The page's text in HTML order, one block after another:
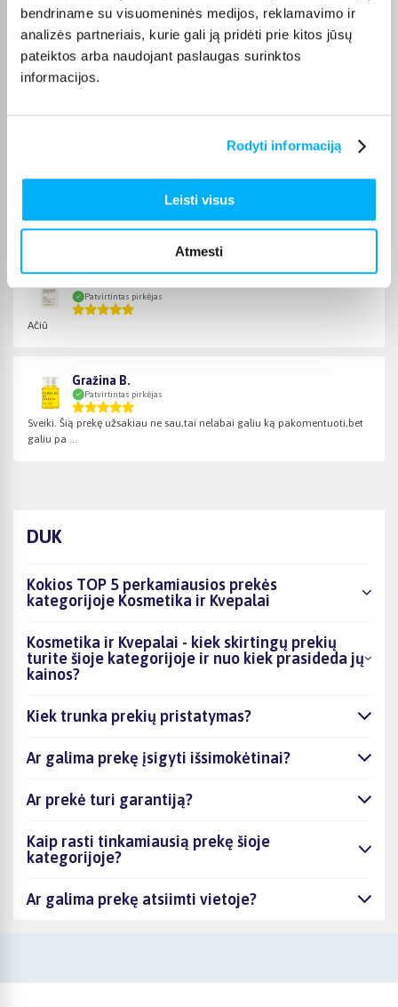
bendriname su visuomeninės medijos, reklamavimo ir
analizės partneriais, kurie gali ją pridėti prie kitos jūsų
pateiktos arba naudojant paslaugas surinktos
informacijos.
Rodyti informaciją
Leisti visus
Atmesti
Pirkėjų atsiliepimai apie prekes
Alina B.
Puikiai
Patvirtintas pirkėjas
Ačiū
Gražina B.
Patvirtintas pirkėjas
Sveiki. Šią prekę užsakiau ne sau,tai nelabai galiu ką pakomentuoti,bet
galiu pa ...
DUK
Kokios TOP 5 perkamiausios prekės
kategorijoje Kosmetika ir Kvepalai
Kosmetika ir Kvepalai - kiek skirtingų prekių
turite šioje kategorijoje ir nuo kiek prasideda jų
kainos?
Kiek trunka prekių pristatymas?
Ar galima prekę įsigyti išsimokėtinai?
Ar prekė turi garantiją?
Kaip rasti tinkamiausią prekę šioje
kategorijoje?
Ar galima prekę atsiimti vietoje?